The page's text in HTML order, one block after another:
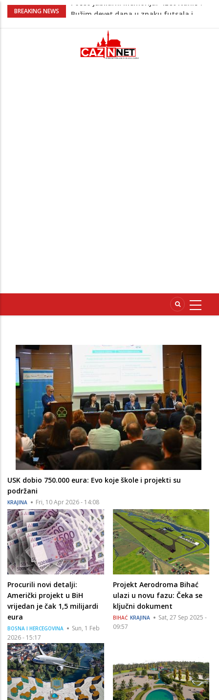
BREAKING NEWS
Evo šta piše u zahtjevu za ponovno
Četvrto ljeto zaredom Trg slobode
postaje Naše mjesto - Bingo Ljetno kino
Tuzla
USK dobio 750.000 eura: Evo koje škole i projekti su
podržani
KRAJINA Fri, 10 Apr 2026 - 14:08
Procurili novi detalji:
Američki projekt u BiH
vrijedan je čak 1,5 milijardi
eura
BOSNA I HERCEGOVINA
Sun, 1 Feb
2026 - 15:17
Projekt Aerodroma Bihać
ulazi u novu fazu: Čeka se
ključni dokument
BIHAĆ KRAJINA
Sat, 27 Sep 2025 -
09:57